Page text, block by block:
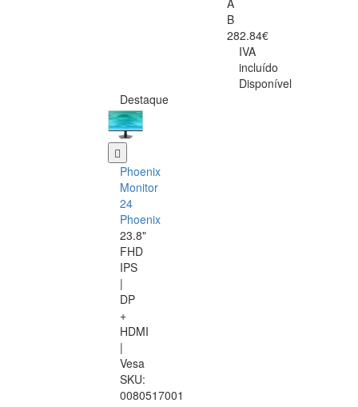
A
B
282.84€
IVA
incluído
Disponível
Destaque
Phoenix
Monitor
24
Phoenix
23.8"
FHD
IPS
|
DP
+
HDMI
|
Vesa
SKU:
0080517001